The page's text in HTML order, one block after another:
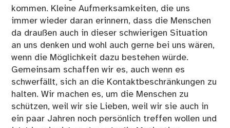
kommen. Kleine Aufmerksamkeiten, die uns
immer wieder daran erinnern, dass die Menschen
da draußen auch in dieser schwierigen Situation
an uns denken und wohl auch gerne bei uns wären,
wenn die Möglichkeit dazu bestehen würde.
Gemeinsam schaffen wir es, auch wenn es
schwerfällt, sich an die Kontaktbeschränkungen zu
halten. Wir machen es, um die Menschen zu
schützen, weil wir sie Lieben, weil wir sie auch in
ein paar Jahren noch persönlich treffen wollen und